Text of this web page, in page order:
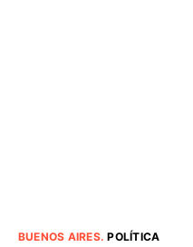
BUENOS AIRES.POLÍTICA